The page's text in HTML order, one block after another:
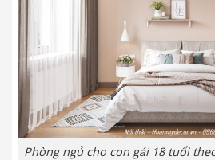
Phòng ngủ cho con gái 18 tuổi